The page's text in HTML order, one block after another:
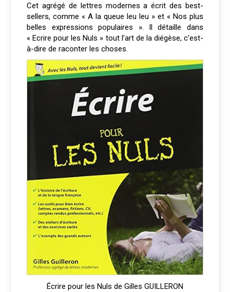
Cet agrégé de lettres modernes a écrit des best-
sellers, comme « A la queue leu leu » et « Nos plus
belles expressions populaires ». Il détaille dans
« Ecrire pour les Nuls » tout l’art de la diégèse, c’est-
à-dire de raconter les choses.
Écrire pour les Nuls de Gilles GUILLERON